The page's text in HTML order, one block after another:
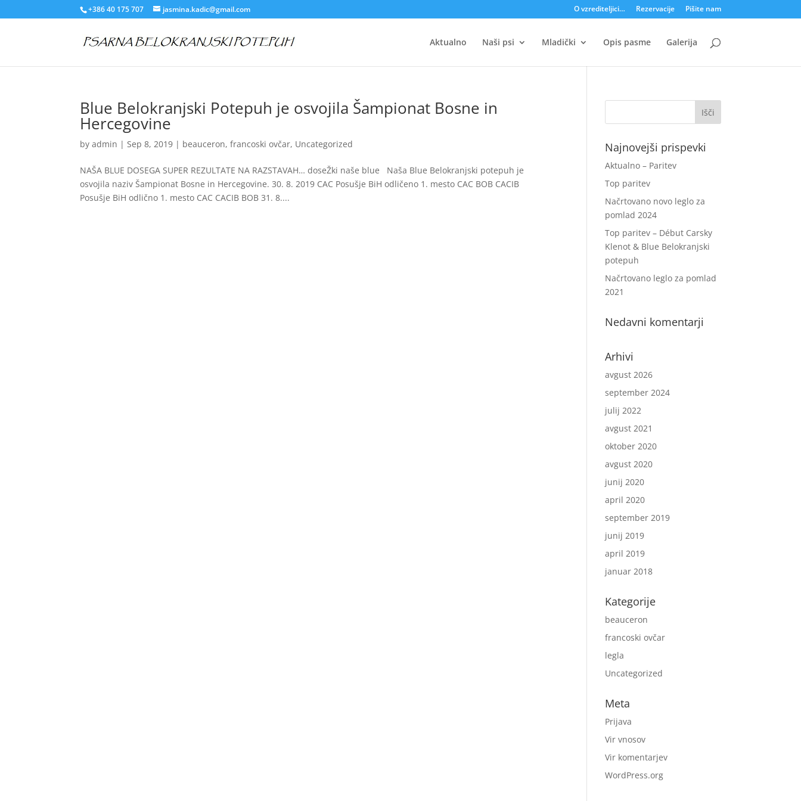
+386 40 175 707 jasmina.kadic@gmail.com O vzrediteljici… Rezervacije Pišite nam
Aktualno Naši psi Mladički Opis pasme Galerija
Blue Belokranjski Potepuh je osvojila Šampionat Bosne in
Hercegovine
byadmin |Sep 8, 2019 | beauceron,francoski ovčar, Uncategorized
NAŠA BLUE DOSEGA SUPER REZULTATE NA RAZSTAVAH… doseŽki naše blue Naša Blue Belokranjski potepuh je
osvojila naziv Šampionat Bosne in Hercegovine. 30. 8. 2019 CAC Posušje BiH odličeno 1. mesto CAC BOB CACIB
Posušje BiH odlično 1. mesto CAC CACIB BOB 31. 8....
Najnovejši prispevki
Aktualno – Paritev
Top paritev
Načrtovano novo leglo za
pomlad 2024
Top paritev – Début Carsky
Klenot & Blue Belokranjski
potepuh
Načrtovano leglo za pomlad
2021
Nedavni komentarji
Arhivi
avgust 2026
september 2024
julij 2022
avgust 2021
oktober 2020
avgust 2020
junij 2020
april 2020
september 2019
junij 2019
april 2019
januar 2018
Kategorije
beauceron
francoski ovčar
legla
Uncategorized
Meta
Prijava
Vir vnosov
Vir komentarjev
WordPress.org